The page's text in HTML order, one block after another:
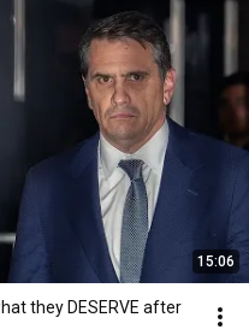
15:06
they DESERVE after